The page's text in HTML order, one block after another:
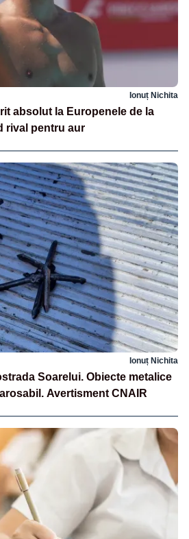
Ionuț Nichita
absolut la Europenele de la
rival pentru aur
Ionuț Nichita
Soarelui. Obiecte metalice
Avertisment CNAIR